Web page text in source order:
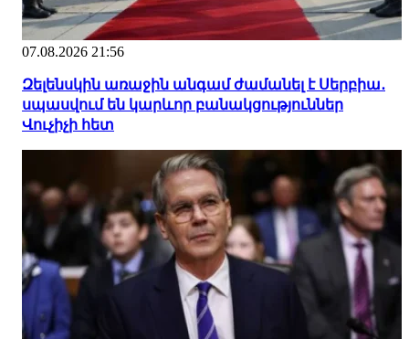
07.08.2026 21:56
Զելենսկին առաջին անգամ ժամանել է Սերբիա․
սպասվում են կարևոր բանակցություններ
Վուչիչի հետ